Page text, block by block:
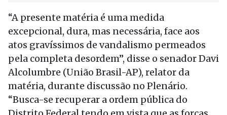
“A presente matéria é uma medida
excepcional, dura, mas necessária, face aos
atos gravíssimos de vandalismo permeados
pela completa desordem”, disse o senador Davi
Alcolumbre (União Brasil-AP), relator da
matéria, durante discussão no Plenário.
“Busca-se recuperar a ordem pública do